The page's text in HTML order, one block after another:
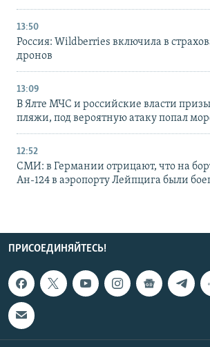
13:50
Россия: Wildberries включила в
дронов
13:09
В Ялте МЧС и российские власти
пляжи, под вероятную атаку попал
12:52
СМИ: в Германии отрицают, что на
Ан-124 в аэропорту Лейпцига были
ПРИСОЕДИНЯЙТЕСЬ!